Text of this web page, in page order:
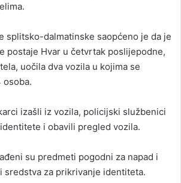
splitsko-dalmatinske saopćeno je da je
postaje Hvar u četvrtak poslijepodne,
uočila dva vozila u kojima se
osoba.
izašli iz vozila, policijski službenici
i obavili pregled vozila.
su predmeti pogodni za napad i
sredstva za prikrivanje identiteta.